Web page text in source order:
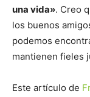
una vida». Creo
los buenos
podemos
mantienen fieles
Este artículo de